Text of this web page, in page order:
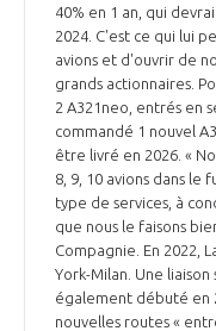
40% en 1 an, qui
2024. C'est ce qui lui
avions et d'ouvrir de
grands actionnaires.
2 A321neo, entrés en
commandé 1 nouvel
être livré en 2026. «
8, 9, 10 avions dans le
type de services, à
que nous le faisons
Compagnie. En 2022,
York-Milan. Une
également débuté en
nouvelles routes «